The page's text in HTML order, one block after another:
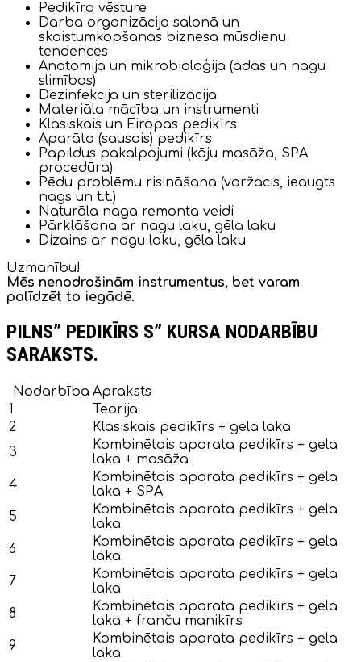
Pedikīra vēsture
Darba organizācija salonā un
skaistumkopšanas biznesa mūsdienu
tendences
Anatomija un mikrobioloģija (ādas un nagu
slimības)
Dezinfekcija un sterilizācija
Materiāla mācība un instrumenti
Klasiskais un Eiropas pedikīrs
Aparāta (sausais) pedikīrs
Papildus pakalpojumi (kāju masāža, SPA
procedūra)
Pēdu problēmu risināšana (varžacis, ieaugts
nags un t.t.)
Naturāla naga remonta veidi
Pārklāšana ar nagu laku, gēla laku
Dizains ar nagu laku, gēla laku
Uzmanību!
Mēs nenodrošinām instrumentus, bet varam
palīdzēt to iegādē.
PILNS” PEDIKĪRS S” KURSA NODARBĪBU
SARAKSTS.
Nodarbība Apraksts
1
Teorija
2
Klasiskais pedikīrs + gela laka
3
Kombinētais aparata pedikīrs + gela
laka + masāža
4
Kombinētais aparata pedikīrs + gela
laka + SPA
5
Kombinētais aparata pedikīrs + gela
laka
6
Kombinētais aparata pedikīrs + gela
laka
7
Kombinētais aparata pedikīrs + gela
laka
8
Kombinētais aparata pedikīrs + gela
laka + franču manikīrs
9
Kombinētais aparata pedikīrs + gela
laka